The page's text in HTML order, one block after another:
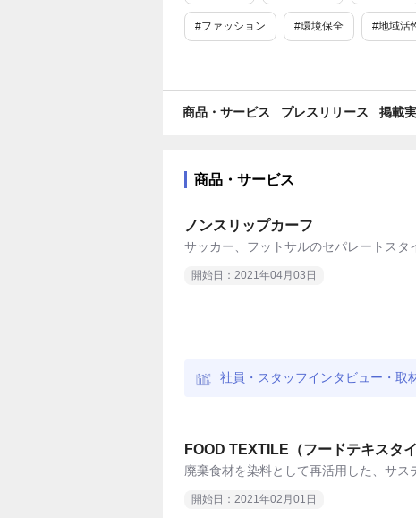
#ファッション #環境保全 #地域活
商品・サービス プレスリリース 掲載
商品・サービス
ノンスリップカーフ
サッカー、フットサルのセパレートスタ
開始日：2021年04月03日
社員・スタッフインタビュー・取
FOOD TEXTILE（フードテキスタ
廃棄食材を染料として再活用した、サス
開始日：2021年02月01日